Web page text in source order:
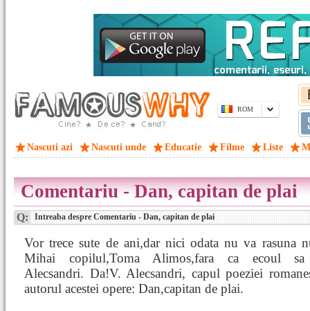
ROM
Nascuti azi Nascuti unde Educatie Filme Liste
Comentariu - Dan, capitan de plai
Q: Intreaba despre Comentariu - Dan, capitan de plai
Vor trece sute de ani,dar nici odata nu va rasuna
Mihai copilul,Toma Alimos,fara ca ecoul sa
Alecsandri. Da!V. Alecsandri, capul poeziei
autorul acestei opere: Dan,capitan de plai.